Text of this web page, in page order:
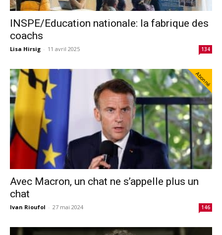
INSPE/Education nationale: la fabrique des
coachs
Lisa Hirsig - 11 avril 2025 134
Abonné
Avec Macron, un chat ne s’appelle plus un
chat
Ivan Rioufol - 27 mai 2024 146